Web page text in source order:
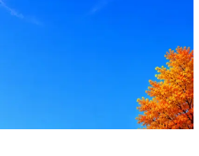
с AI: рынки, позиции, вилка, каналы